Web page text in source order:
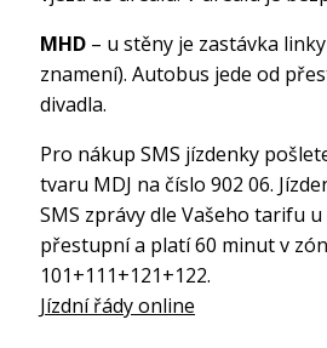
MHD – u stěny je zastávka
znamení). Autobus jede od
divadla.
Pro nákup SMS jízdenky
tvaru MDJ na číslo 902 06.
SMS zprávy dle Vašeho tarifu
přestupní a platí 60 minut v
101+111+121+122.
Jízdní řády online